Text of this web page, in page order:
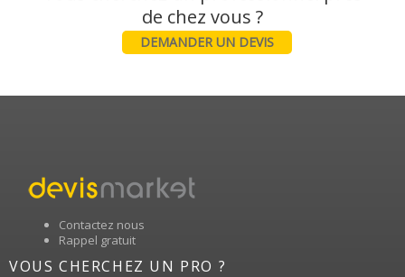
DEMANDER UN DEVIS
Contactez nous
Rappel gratuit
VOUS CHERCHEZ UN PRO ?